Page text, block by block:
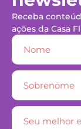
Receba
ações da Casa